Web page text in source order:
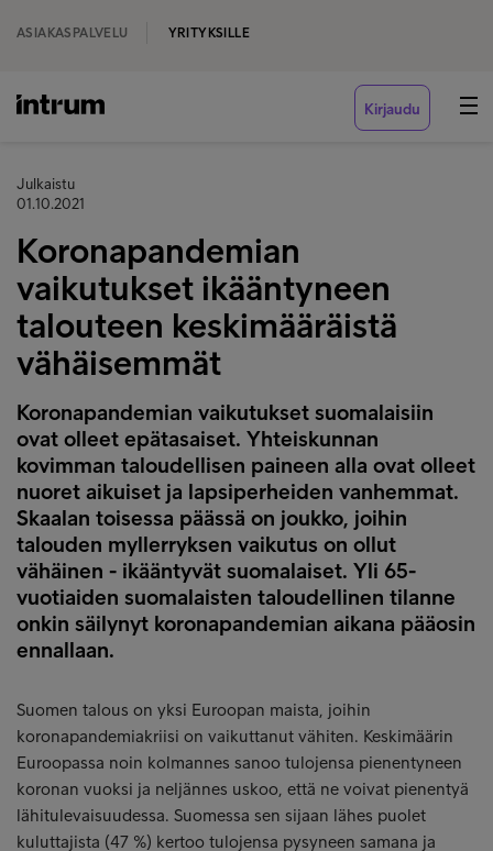
ASIAKASPALVELU YRITYKSILLE
Kirjaudu
Julkaistu
01.10.2021
Koronapandemian
vaikutukset ikääntyneen
talouteen keskimääräistä
vähäisemmät
Koronapandemian vaikutukset suomalaisiin
ovat olleet epätasaiset. Yhteiskunnan
kovimman taloudellisen paineen alla ovat olleet
nuoret aikuiset ja lapsiperheiden vanhemmat.
Skaalan toisessa päässä on joukko, joihin
talouden myllerryksen vaikutus on ollut
vähäinen - ikääntyvät suomalaiset. Yli 65-
vuotiaiden suomalaisten taloudellinen tilanne
onkin säilynyt koronapandemian aikana pääosin
ennallaan.
Suomen talous on yksi Euroopan maista, joihin
koronapandemiakriisi on vaikuttanut vähiten. Keskimäärin
Euroopassa noin kolmannes sanoo tulojensa pienentyneen
koronan vuoksi ja neljännes uskoo, että ne voivat pienentyä
lähitulevaisuudessa. Suomessa sen sijaan lähes puolet
kuluttajista (47 %) kertoo tulojensa pysyneen samana ja